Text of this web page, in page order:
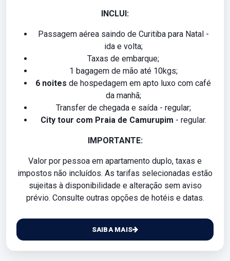
INCLUI:
Passagem aérea saindo de Curitiba para Natal -
ida e volta;
Taxas de embarque;
1 bagagem de mão até 10kgs;
6 noites de hospedagem em apto luxo com café
da manhã;
Transfer de chegada e saída - regular;
City tour com Praia de Camurupim - regular.
IMPORTANTE:
Valor por pessoa em apartamento duplo, taxas e
impostos não incluídos. As tarifas selecionadas estão
sujeitas à disponibilidade e alteração sem aviso
prévio. Consulte outras opções de hotéis e datas.
SAIBA MAIS